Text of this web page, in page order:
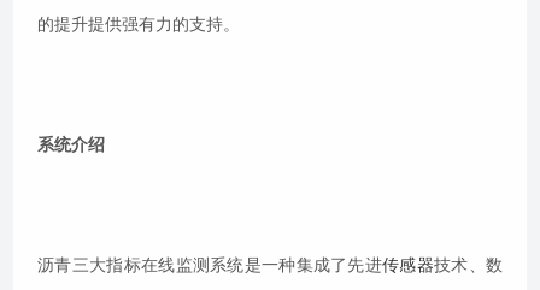
的提升提供强有力的支持。
系统介绍
沥青三大指标在线监测系统是一种集成了先进传感器技术、数